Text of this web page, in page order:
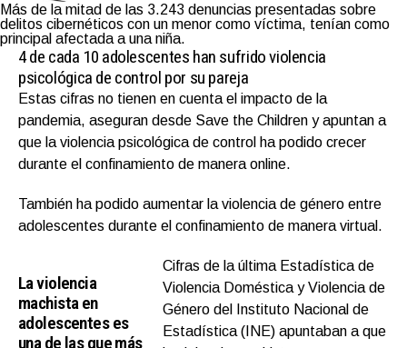
Más de la mitad de las 3.243 denuncias presentadas sobre
delitos cibernéticos con un menor como víctima, tenían como
principal afectada a una niña.
4 de cada 10 adolescentes han sufrido violencia
psicológica de control por su pareja
Estas cifras no tienen en cuenta el impacto de la
pandemia, aseguran desde Save the Children y apuntan a
que la violencia psicológica de control ha podido crecer
durante el confinamiento de manera online.
También ha podido aumentar la violencia de género entre
adolescentes durante el confinamiento de manera virtual.
La violencia
machista en
adolescentes es
una de las que más
Cifras de la última Estadística de
Violencia Doméstica y Violencia de
Género del Instituto Nacional de
Estadística (INE) apuntaban a que